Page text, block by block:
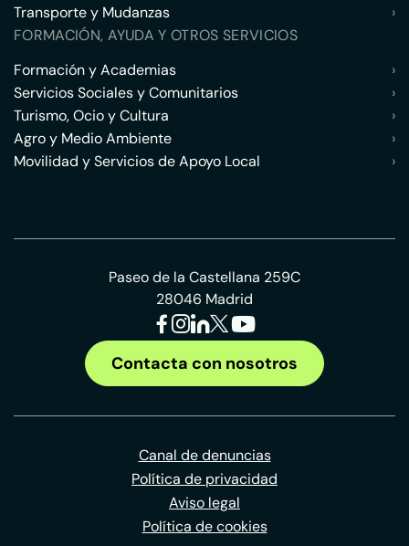
Transporte y Mudanzas
›
FORMACIÓN, AYUDA Y OTROS SERVICIOS
Formación y Academias
›
Servicios Sociales y Comunitarios
›
Turismo, Ocio y Cultura
›
Agro y Medio Ambiente
›
Movilidad y Servicios de Apoyo Local
›
Paseo de la Castellana 259C
28046 Madrid
Contacta con nosotros
Canal de denuncias
Política de privacidad
Aviso legal
Política de cookies